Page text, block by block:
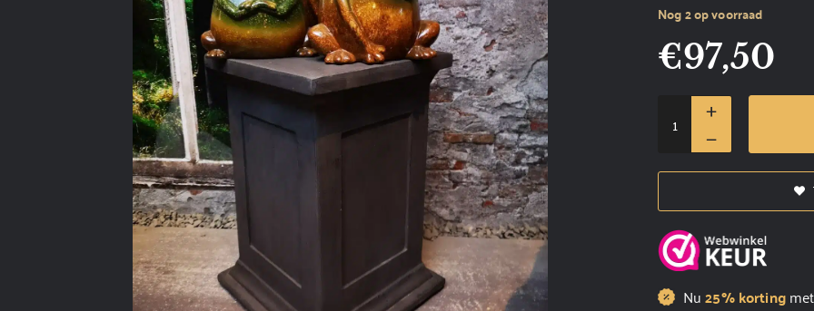
Nog 2 op voorraad
€97,50
Nu25% korting